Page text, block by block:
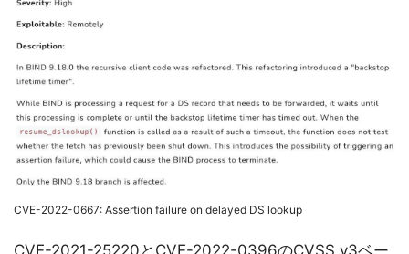
CVE-2022-0667: Assertion failure on delayed DS lookup
CVE-2021-25220とCVE-2022-0396のCVSS v3ベー